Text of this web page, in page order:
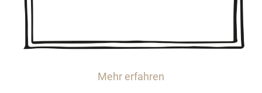
Mehr erfahren